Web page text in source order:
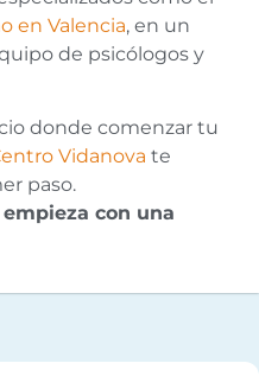
en Valencia, en un
de psicólogos y
donde comenzar tu
Vidanova te
paso.
con una